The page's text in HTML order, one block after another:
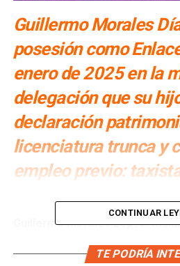
Guillermo Morales
posesión como
enero de 2025 en la
delegación que su
declaración
licenciatura trunca y
empleo previo:
Guillermo Morales López,
Bienestar en San Luis Potosí,
CONTINUAR
TE PODRÍA